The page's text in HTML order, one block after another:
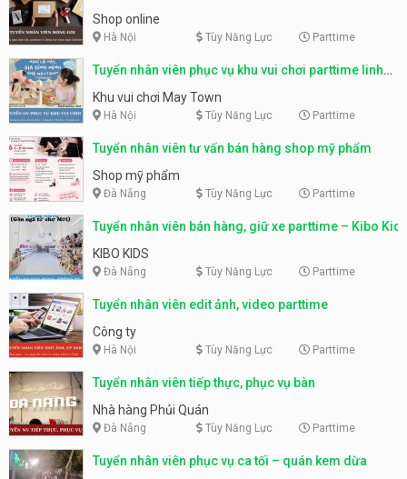
Shop online
Hà Nội Tùy Năng Lực Parttime
Tuyển nhân viên phục vụ khu vui chơi parttime linh
động
Khu vui chơi May Town
Hà Nội Tùy Năng Lực Parttime
Tuyển nhân viên tư vấn bán hàng shop mỹ phẩm
Shop mỹ phẩm
Đà Nẵng Tùy Năng Lực Parttime
Tuyển nhân viên bán hàng, giữ xe parttime – Kibo Kid
KIBO KIDS
Đà Nẵng Tùy Năng Lực Parttime
Tuyển nhân viên edit ảnh, video parttime
Công ty
Hà Nội Tùy Năng Lực Parttime
Tuyển nhân viên tiếp thực, phục vụ bàn
Nhà hàng Phủi Quán
Đà Nẵng Tùy Năng Lực Parttime
Tuyển nhân viên phục vụ ca tối – quán kem dừa